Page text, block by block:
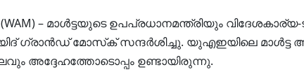
– മാൾട്ടയുടെ ഉപപ്രധാനമന്ത്രിയും
ഗ്രാൻഡ് മോസ്‌ക് സന്ദർശിച്ചു. യുഎഇയിലെ മാൾട്ട
അദ്ദേഹത്തോടൊപ്പം ഉണ്ടായിരുന്നു.